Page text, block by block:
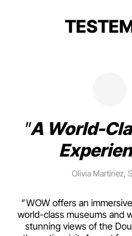
A World-
Olivia Martinez,
WOW offers an
world-class museums and
stunning views of the